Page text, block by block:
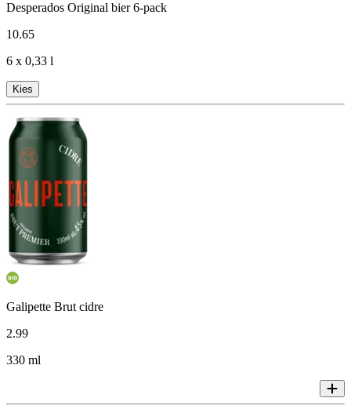
Desperados Original bier 6-pack
10.65
6 x 0,33 l
Kies
Galipette Brut cidre
2.99
330 ml